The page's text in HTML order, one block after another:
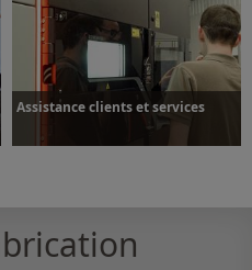
Plus d’informations
Assistance clients et services
Plus d’informations